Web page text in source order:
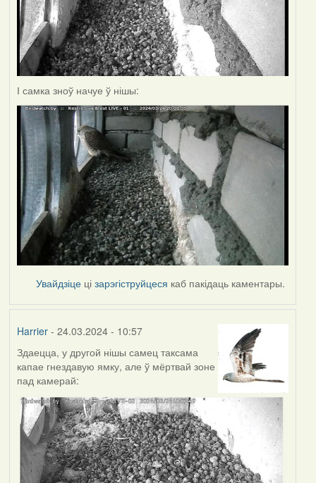
І самка зноў начуе ў нішы:
Увайдзіце цізарэгіструйцеся каб пакідаць каментары.
Harrier- 24.03.2024 - 10:57
Здаецца, у другой нішы самец таксама
капае гнездавую ямку, але ў мёртвай зоне
пад камерай: